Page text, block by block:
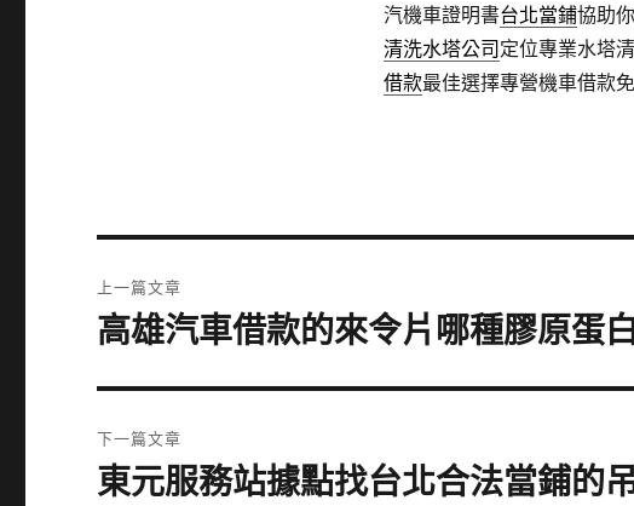
汽機車證明書台北當鋪協助
清洗水塔公司定位專業水塔
借款最佳選擇專營機車借款
章
上一篇文章
上
篇
章:
高雄汽車借款的來令片哪種膠原蛋
下一篇文章
下
東元服務站據點找台北合法當鋪的